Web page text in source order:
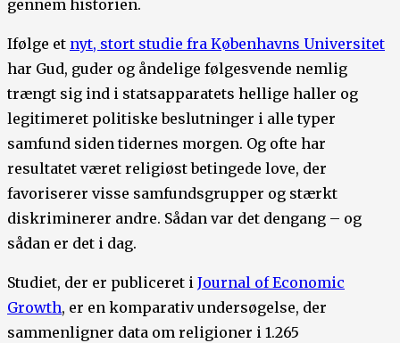
gennem historien.
Ifølge et nyt, stort studie fra Københavns Universitet
har Gud, guder og åndelige følgesvende nemlig
trængt sig ind i statsapparatets hellige haller og
legitimeret politiske beslutninger i alle typer
samfund siden tidernes morgen. Og ofte har
resultatet været religiøst betingede love, der
favoriserer visse samfundsgrupper og stærkt
diskriminerer andre. Sådan var det dengang – og
sådan er det i dag.
Studiet, der er publiceret i Journal of Economic
Growth, er en komparativ undersøgelse, der
sammenligner data om religioner i 1.265